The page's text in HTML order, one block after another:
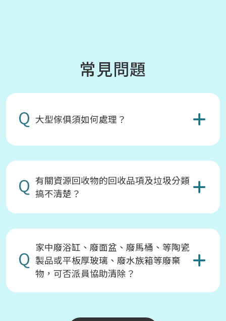
常見問題
Q 大型傢俱須如何處理？
Q 有關資源回收物的回收品項及垃圾分類
搞不清楚？
Q 家中廢浴缸、廢面盆、廢馬桶、等陶瓷
製品或平板厚玻璃、廢水族箱等廢棄
物，可否派員協助清除？